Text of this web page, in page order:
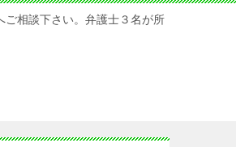
相談下さい。弁護士３名が所